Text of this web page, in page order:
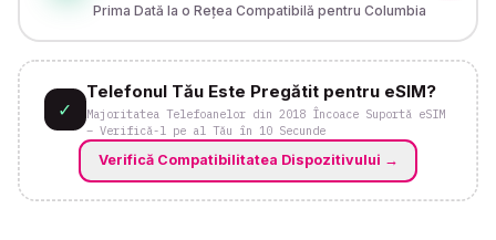
Prima Dată la o Rețea Compatibilă pentru Columbia
✓
Telefonul Tău Este Pregătit pentru eSIM?
Majoritatea Telefoanelor din 2018 Încoace Suportă eSIM
– Verifică-l pe al Tău în 10 Secunde
Verifică Compatibilitatea Dispozitivului →